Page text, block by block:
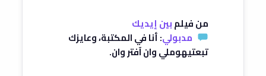
من فيلمبين إيديك
مدبولي: أنا في المكتبة، وعايزك
تبعتيهوملي وان آفتر وان.